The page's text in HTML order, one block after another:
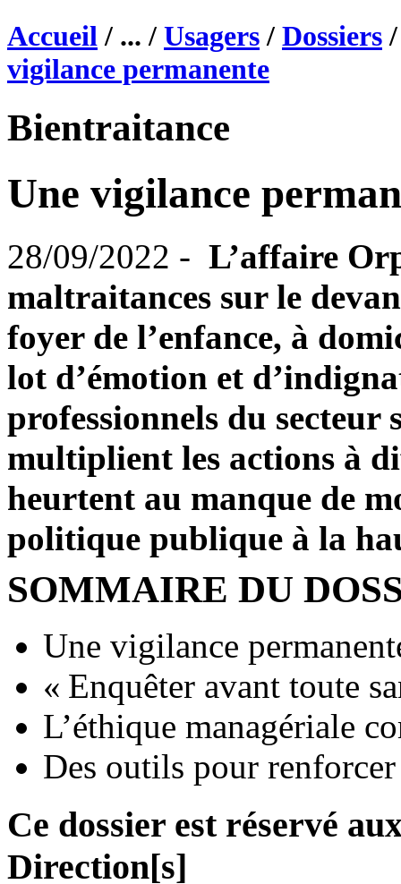
Accueil / ... / Usagers / Dossiers
vigilance permanente
Bientraitance
Une vigilance
28/09/2022 - L’affaire
maltraitances sur le
foyer de l’enfance, à
lot d’émotion et
professionnels du secteur
multiplient les actions à
heurtent au manque de
politique publique à la
SOMMAIRE DU
Une vigilance
« Enquêter avant toute
L’éthique managériale
Des outils pour
Ce dossier est réservé
Direction[s]